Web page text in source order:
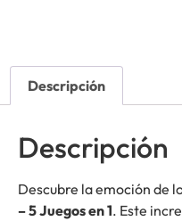
Descripción
Descripción
Descubre la emoción de
– 5 Juegos en 1. Este